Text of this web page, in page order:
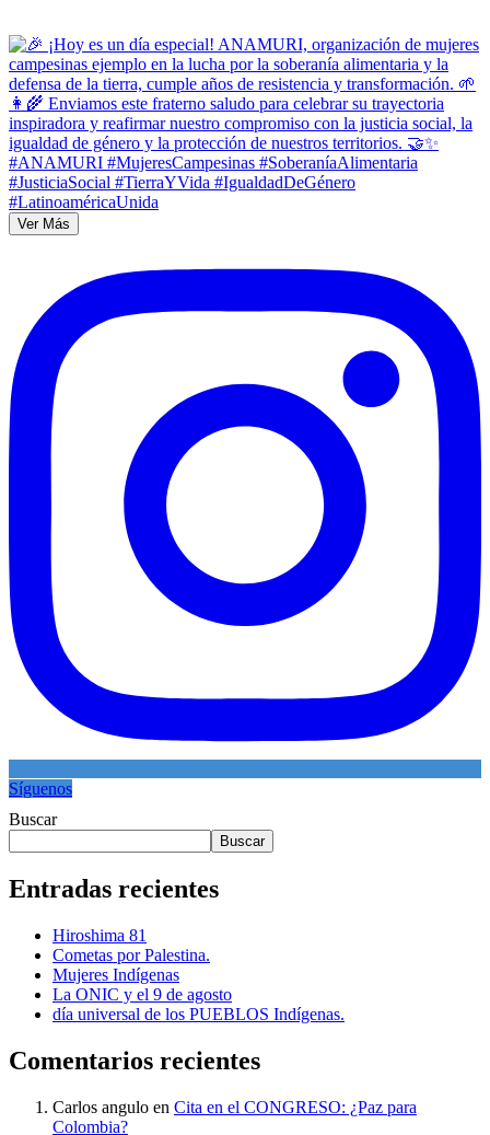
Ver Más
Síguenos
Buscar
Buscar
Entradas recientes
Hiroshima 81
Cometas por Palestina.
Mujeres Indígenas
La ONIC y el 9 de agosto
día universal de los PUEBLOS Indígenas.
Comentarios recientes
Carlos angulo en Cita en el CONGRESO: ¿Paz para
Colombia?